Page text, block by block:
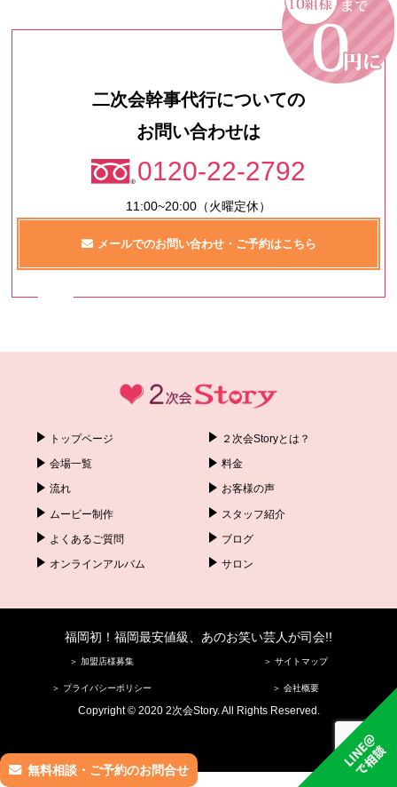
無料相談・ご予約のお問合せ
二次会幹事代行についての
お問い合わせは
0120-22-2792
11:00~20:00（火曜定休）
メールでのお問い合わせ・ご予約はこちら
トップページ ２次会Storyとは？
会場一覧 料金
流れ お客様の声
ムービー制作 スタッフ紹介
よくあるご質問 ブログ
オンラインアルバム サロン
福岡初！福岡最安値級、あのお笑い芸人が司会!!
＞ 加盟店様募集 ＞ サイトマップ
＞ プライバシーポリシー ＞ 会社概要
Copyright © 2020 2次会Story. All Rights Reserved.